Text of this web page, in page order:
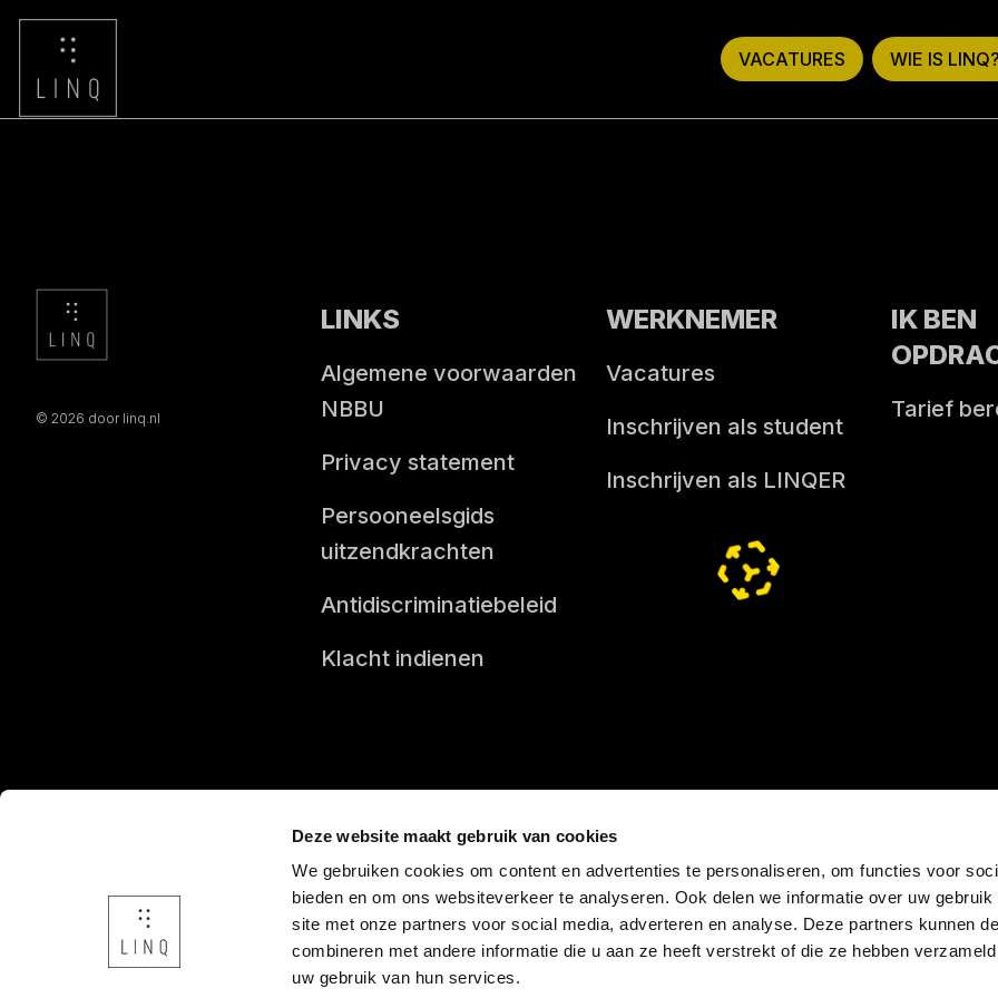
Deze website maakt gebruik van cookies
We gebruiken cookies om content en advertenties te personaliseren, om functies voor
bieden en om ons websiteverkeer te analyseren. Ook delen we informatie over uw gebruik
site met onze partners voor social media, adverteren en analyse. Deze partners kunnen
combineren met andere informatie die u aan ze heeft verstrekt of die ze hebben
uw gebruik van hun services.
VACATURES WIE IS
© 2026 door linq.nl
LINKS
Algemene voorwaarden
NBBU
Privacy statement
Persooneelsgids
uitzendkrachten
Antidiscriminatiebeleid
Klacht indienen
WERKNEMER
Vacatures
Inschrijven als student
Inschrijven als LINQER
IK BEN
Tarief
Onderdeel van DNL Groep